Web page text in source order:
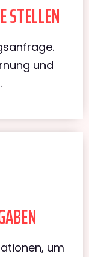
STELLEN
und
um